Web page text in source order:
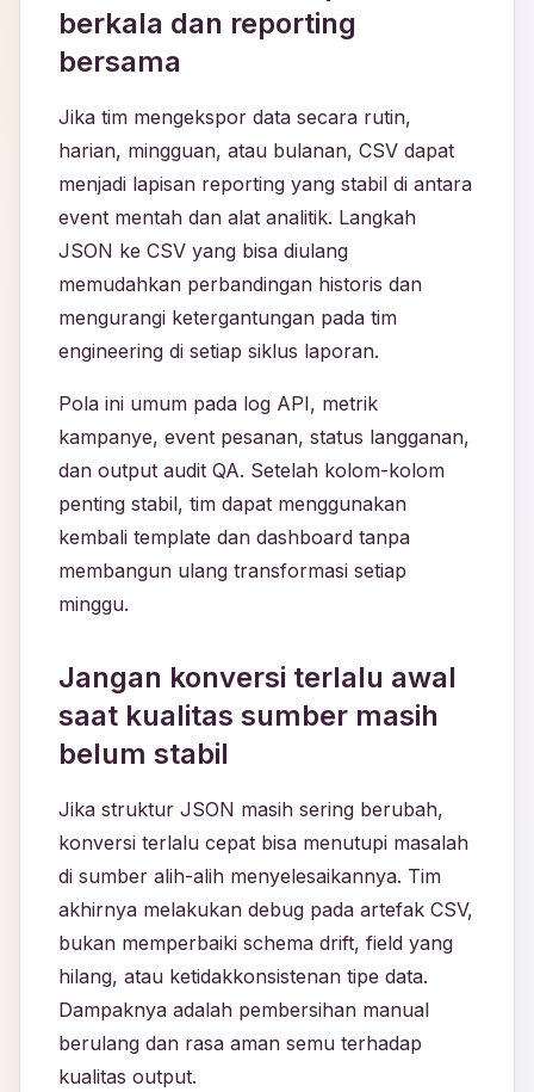
berkala dan reporting
bersama
Jika tim mengekspor data secara rutin,
harian, mingguan, atau bulanan, CSV dapat
menjadi lapisan reporting yang stabil di antara
event mentah dan alat analitik. Langkah
JSON ke CSV yang bisa diulang
memudahkan perbandingan historis dan
mengurangi ketergantungan pada tim
engineering di setiap siklus laporan.
Pola ini umum pada log API, metrik
kampanye, event pesanan, status langganan,
dan output audit QA. Setelah kolom-kolom
penting stabil, tim dapat menggunakan
kembali template dan dashboard tanpa
membangun ulang transformasi setiap
minggu.
Jangan konversi terlalu awal
saat kualitas sumber masih
belum stabil
Jika struktur JSON masih sering berubah,
konversi terlalu cepat bisa menutupi masalah
di sumber alih-alih menyelesaikannya. Tim
akhirnya melakukan debug pada artefak CSV,
bukan memperbaiki schema drift, field yang
hilang, atau ketidakkonsistenan tipe data.
Dampaknya adalah pembersihan manual
berulang dan rasa aman semu terhadap
kualitas output.